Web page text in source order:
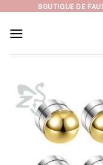
content
BOUTIQUE DE